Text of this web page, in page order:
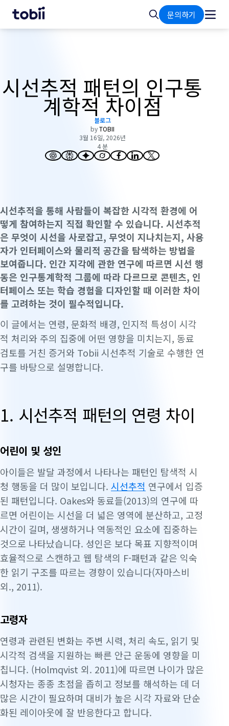
검
색
문의하기
시선추적 패턴의 인구통
계학적 차이점
블로그
by TOBII
3월 16일, 2026년
4 분
시선추적을 통해 사람들이 복잡한 시각적 환경에 어
떻게 참여하는지 직접 확인할 수 있습니다. 시선추적
은 무엇이 시선을 사로잡고, 무엇이 지나치는지, 사용
자가 인터페이스와 물리적 공간을 탐색하는 방법을
보여줍니다. 인간 지각에 관한 연구에 따르면 시선 행
동은 인구통계학적 그룹에 따라 다르므로 콘텐츠, 인
터페이스 또는 학습 경험을 디자인할 때 이러한 차이
를 고려하는 것이 필수적입니다.
이 글에서는 연령, 문화적 배경, 인지적 특성이 시각
적 처리와 주의 집중에 어떤 영향을 미치는지, 동료
검토를 거친 증거와 Tobii 시선추적 기술로 수행한 연
구를 바탕으로 설명합니다.
1. 시선추적 패턴의 연령 차이
어린이 및 성인
아이들은 발달 과정에서 나타나는 패턴인 탐색적 시
청 행동을 더 많이 보입니다. 시선추적 연구에서 입증
된 패턴입니다. Oakes와 동료들(2013)의 연구에 따
르면 어린이는 시선을 더 넓은 영역에 분산하고, 고정
시간이 길며, 생생하거나 역동적인 요소에 집중하는
것으로 나타났습니다. 성인은 보다 목표 지향적이며
효율적으로 스캔하고 웹 탐색의 F-패턴과 같은 익숙
한 읽기 구조를 따르는 경향이 있습니다(자마스비
외., 2011).
고령자
연령과 관련된 변화는 주변 시력, 처리 속도, 읽기 및
시각적 검색을 지원하는 빠른 안근 운동에 영향을 미
칩니다. (Holmqvist 외. 2011)에 따르면 나이가 많은
시청자는 종종 초점을 좁히고 정보를 해석하는 데 더
많은 시간이 필요하며 대비가 높은 시각 자료와 단순
화된 레이아웃에 잘 반응한다고 합니다.